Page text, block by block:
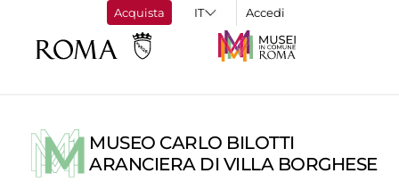
Acquista Accedi
MUSEO CARLO BILOTTI
ARANCIERA DI VILLA BORGHESE